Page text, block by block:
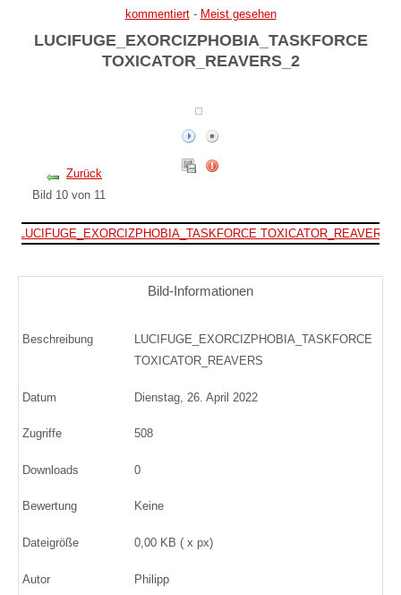
kommentiert- Meist gesehen
LUCIFUGE_EXORCIZPHOBIA_TASKFORCE
TOXICATOR_REAVERS_2
Zurück
Bild 10 von 11
Bild-Informationen
Beschreibung
LUCIFUGE_EXORCIZPHOBIA_TASKFORCE
TOXICATOR_REAVERS
Datum Dienstag, 26. April 2022
Zugriffe 508
Downloads 0
Bewertung Keine
Dateigröße 0,00 KB ( x px)
Autor Philipp